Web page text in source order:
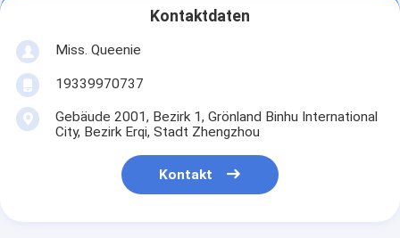
Kontaktdaten
Miss. Queenie
19339970737
Gebäude 2001, Bezirk 1, Grönland Binhu International
City, Bezirk Erqi, Stadt Zhengzhou
Kontakt